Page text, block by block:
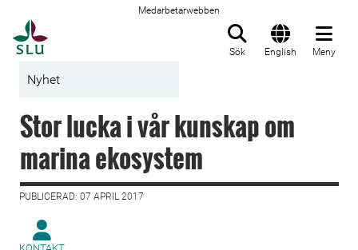
Medarbetarwebben
Sök English Meny
Nyhet
Stor lucka i vår kunskap om
marina ekosystem
PUBLICERAD: 07 APRIL 2017